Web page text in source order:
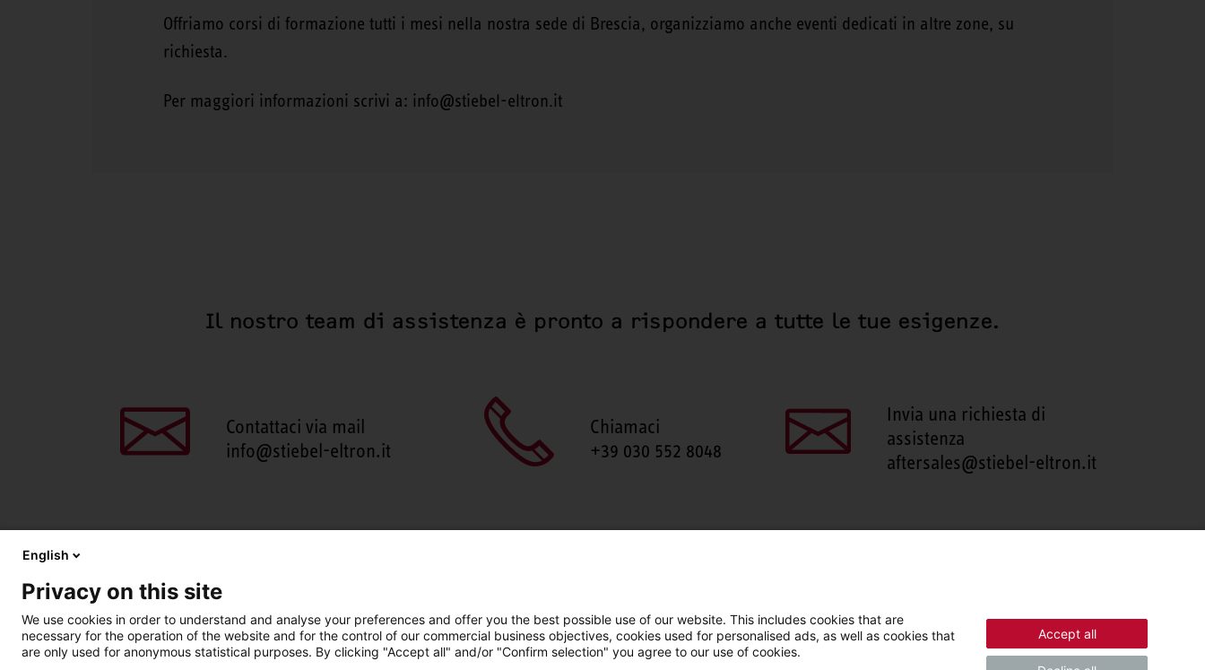
Offriamo corsi di formazione tutti i mesi nella nostra sede di Brescia, organizziamo anche eventi dedicati in altre zone, su
richiesta.
Per maggiori informazioni scrivi a: info@stiebel-eltron.it
Il nostro team di assistenza è pronto a rispondere a tutte le tue esigenze.
Contattaci via mail
info@stiebel-eltron.it
Chiamaci
+39 030 552 8048
Invia una richiesta di
assistenza
aftersales@stiebel-eltron.it
English
Privacy on this site
We use cookies in order to understand and analyse your preferences and offer you the best possible use of our website. This includes cookies that are
necessary for the operation of the website and for the control of our commercial business objectives, cookies used for personalised ads, as well as cookies that
are only used for anonymous statistical purposes. By clicking "Accept all" and/or "Confirm selection" you agree to our use of cookies.
Accept all